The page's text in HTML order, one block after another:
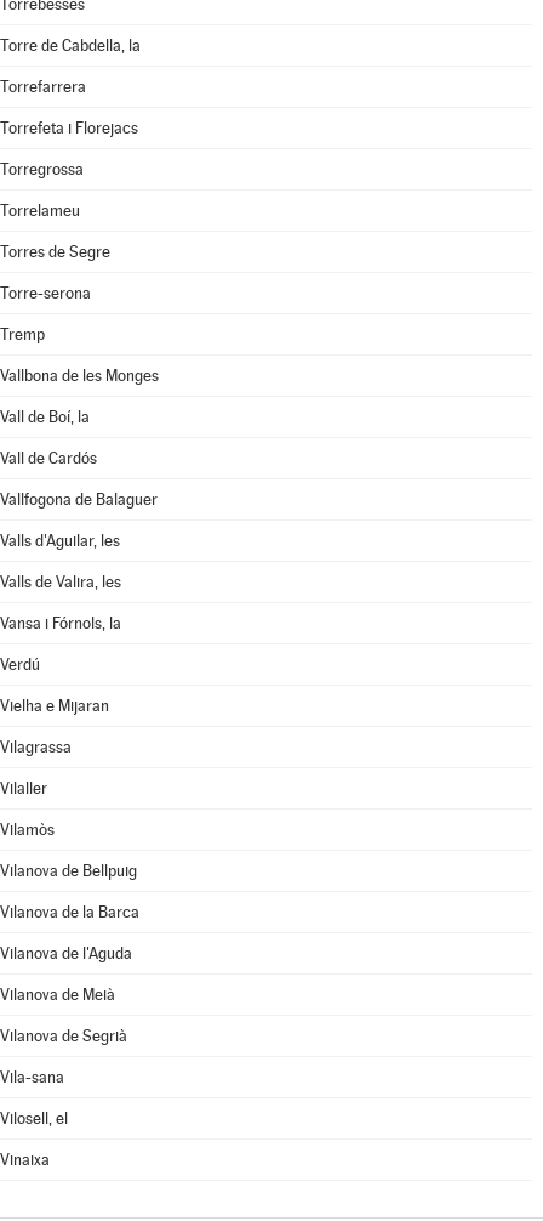
Torrebesses
Torre de Cabdella, la
Torrefarrera
Torrefeta i Florejacs
Torregrossa
Torrelameu
Torres de Segre
Torre-serona
Tremp
Vallbona de les Monges
Vall de Boí, la
Vall de Cardós
Vallfogona de Balaguer
Valls d'Aguilar, les
Valls de Valira, les
Vansa i Fórnols, la
Verdú
Vielha e Mijaran
Vilagrassa
Vilaller
Vilamòs
Vilanova de Bellpuig
Vilanova de la Barca
Vilanova de l'Aguda
Vilanova de Meià
Vilanova de Segrià
Vila-sana
Vilosell, el
Vinaixa